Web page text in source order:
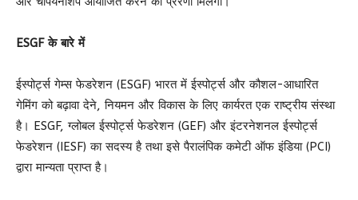
ESGF के बारे में
ईस्पोर्ट्स गेम्स फेडरेशन (ESGF) भारत में ईस्पोर्ट्स और कौशल-आधारित
गेमिंग को बढ़ावा देने, नियमन और विकास के लिए कार्यरत एक राष्ट्रीय संस्था
है। ESGF, ग्लोबल ईस्पोर्ट्स फेडरेशन (GEF) और इंटरनेशनल ईस्पोर्ट्स
फेडरेशन (IESF) का सदस्य है तथा इसे पैरालंपिक कमेटी ऑफ इंडिया (PCI)
द्वारा मान्यता प्राप्त है।